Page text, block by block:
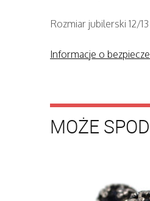
Rozmiar jubilerski 12/
Informacje o
MOŻE